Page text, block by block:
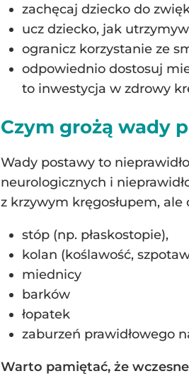
zachęcaj dziecko do
ucz dziecko, jak
ogranicz korzystanie ze
odpowiednio dostosuj
to inwestycja w zdrowy
Czym grożą wady
Wady postawy to
neurologicznych i
z krzywym kręgosłupem, ale
stóp (np. płaskostopie),
kolan (koślawość,
miednicy
barków
łopatek
zaburzeń prawidłowego
Warto pamiętać, że